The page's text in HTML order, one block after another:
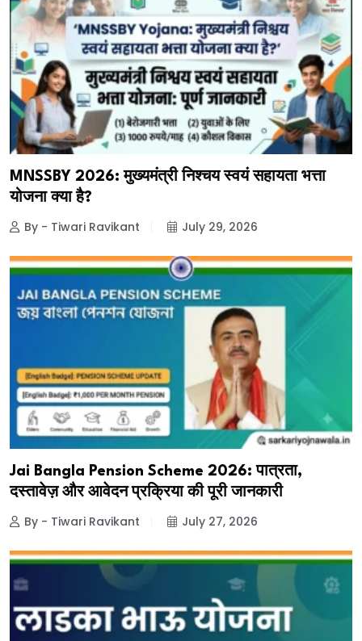
MNSSBY 2026: मुख्यमंत्री निश्चय स्वयं सहायता भत्ता
योजना क्या है?
By - Tiwari Ravikant July 29, 2026
Jai Bangla Pension Scheme 2026: पात्रता,
दस्तावेज़ और आवेदन प्रक्रिया की पूरी जानकारी
By - Tiwari Ravikant July 27, 2026